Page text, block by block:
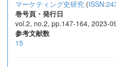
マーケティング史研究 (
巻号頁・発行日
vol.2, no.2, pp.147-164, 2023-
参考文献数
15